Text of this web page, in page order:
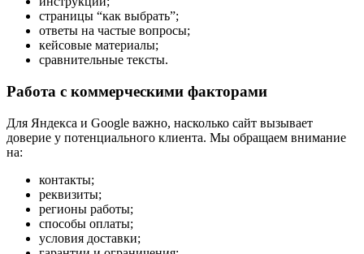
страницы “как выбрать”;
ответы на частые вопросы;
кейсовые материалы;
сравнительные тексты.
Работа с коммерческими факторами
Для Яндекса и Google важно, насколько сайт вызывает
доверие у потенциального клиента. Мы обращаем внимание
на:
контакты;
реквизиты;
регионы работы;
способы оплаты;
условия доставки;